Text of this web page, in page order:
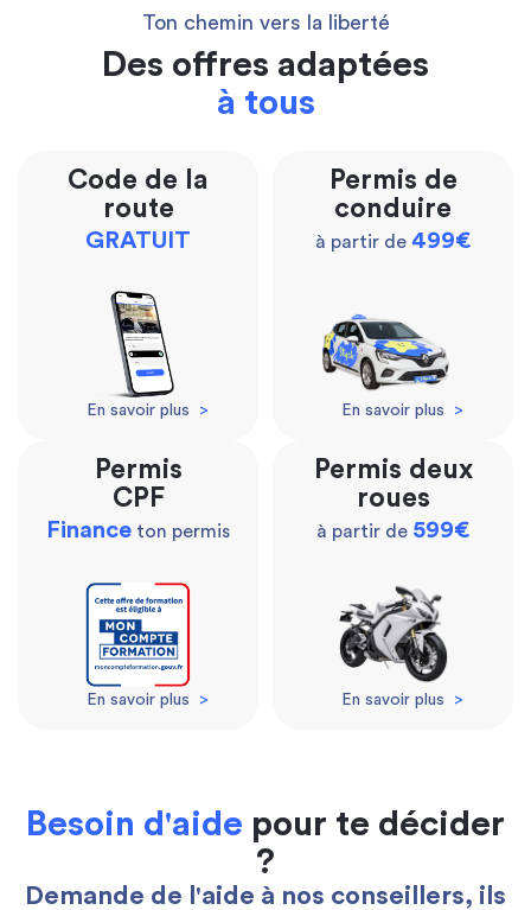
Ton chemin vers la liberté
Des offres adaptées
à tous
Code de la
route
GRATUIT
En savoir plus >
Permis de
conduire
à partir de 499€
En savoir plus >
Permis
CPF
Finance ton permis
En savoir plus >
Permis deux
roues
à partir de 599€
En savoir plus >
Besoin d'aide pour te décider
?
Demande de l'aide à nos conseillers, ils